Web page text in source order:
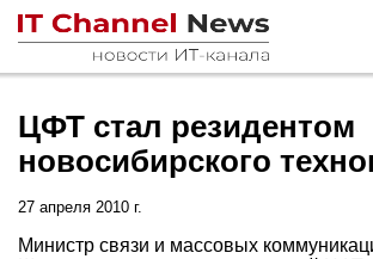
ЦФТ стал резидентом
новосибирского
27 апреля 2010 г.
Министр связи и массовых